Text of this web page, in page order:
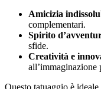
Amicizia
complementari.
Spirito
sfide.
Creatività e
all’immaginazione